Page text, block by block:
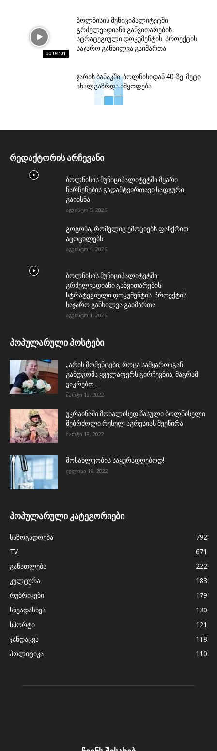
00:04:01
ბოლნისის მუნიციპალიტეტში
გრძელვადიანი განვითარების
სტრატეგიული დოკუმენტის პროექტის
საჯარო განხილვა გაიმართა
ჯარის ბანაკში ბოლნისიდან 40-ზე მეტი
ახალგაზრდა იმყოფება
რედაქტორის არჩევანი
ბოლნისის მუნიციპალიტეტში მყარი
ნარჩენების გადამტვირთავი სადგური
გაიხსნა
აგვისტო 5, 2026
გოგონა, რომელიც ემოციებს ფანქრით
აცოცხლებს
აგვისტო 4, 2026
ბოლნისის მუნიციპალიტეტში
გრძელვადიანი განვითარების
სტრატეგიული დოკუმენტის პროექტის
საჯარო განხილვა გაიმართა
აგვისტო 1, 2026
პოპულარული პოსტები
,,არის მომენტები, როცა სამყაროსგან
განდგომა ყველაფერს გირჩევნია, მაგრამ
ვიკრებთ...
მარტი 19, 2022
უკრაინაში მოხალისედ წასული ბოლნისელი
მებრძოლი რუსულ აგრესიას შეეწირა
მარტი 18, 2022
მოსახლეობის საყურადღებოდ!
ივლისი 18, 2022
პოპულარული კატეგორიები
საზოგადოება
792
TV
671
განათლება
222
კულტურა
183
რუბრიკები
179
სხვადასხვა
130
სპორტი
121
ჯანდაცვა
118
პოლიტიკა
110